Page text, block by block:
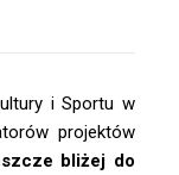
i Sportu w
projektów
bliżej do